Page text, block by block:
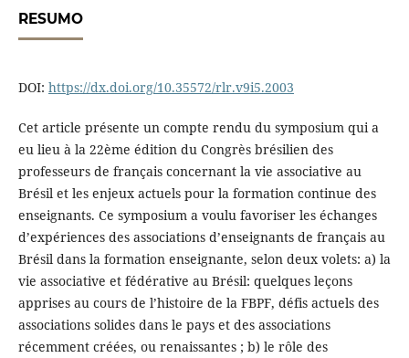
RESUMO
DOI: https://dx.doi.org/10.35572/rlr.v9i5.2003
Cet article présente un compte rendu du symposium qui a
eu lieu à la 22ème édition du Congrès brésilien des
professeurs de français concernant la vie associative au
Brésil et les enjeux actuels pour la formation continue des
enseignants. Ce symposium a voulu favoriser les échanges
d’expériences des associations d’enseignants de français au
Brésil dans la formation enseignante, selon deux volets: a) la
vie associative et fédérative au Brésil: quelques leçons
apprises au cours de l’histoire de la FBPF, défis actuels des
associations solides dans le pays et des associations
récemment créées, ou renaissantes ; b) le rôle des